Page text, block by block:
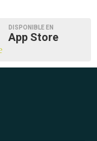
DISPONIBLE EN
App Store